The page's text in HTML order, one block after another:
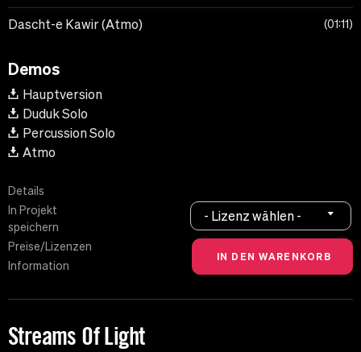
Dascht-e Kawir (Atmo) 01:11
Demos
Hauptversion
Duduk Solo
Percussion Solo
Atmo
Details
In Projekt
speichern
Preise/Lizenzen
Information
- Lizenz wählen -
Streams Of Light